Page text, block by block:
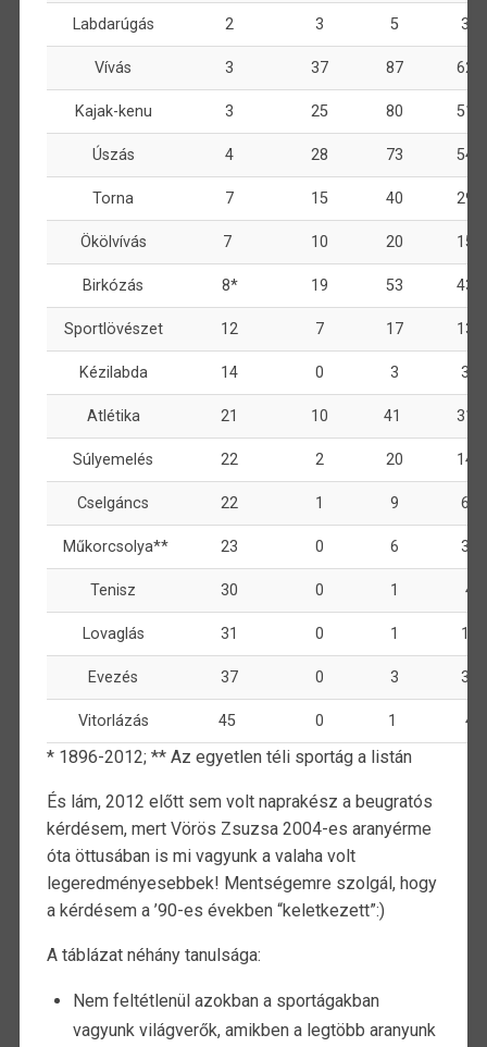
Labdarúgás 2 3 5 32
Vívás 3 37 87 621
Kajak-kenu 3 25 80 512
Úszás 4 28 73 542
Torna 7 15 40 292
Ökölvívás 7 10 20 153
Birkózás 8* 19 53 434
Sportlövészet 12 7 17 131
Kézilabda 14 0 3 37
Atlétika 21 10 41 315
Súlyemelés 22 2 20 143
Cselgáncs 22 1 9 64
Műkorcsolya** 23 0 6 39
Tenisz 30 0 1 4
Lovaglás 31 0 1 13
Evezés 37 0 3 35
Vitorlázás 45 0 1 4
* 1896-2012; ** Az egyetlen téli sportág a listán
És lám, 2012 előtt sem volt naprakész a beugratós
kérdésem, mert Vörös Zsuzsa 2004-es aranyérme
óta öttusában is mi vagyunk a valaha volt
legeredményesebbek! Mentségemre szolgál, hogy
a kérdésem a ’90-es években “keletkezett”:)
A táblázat néhány tanulsága:
Nem feltétlenül azokban a sportágakban
vagyunk világverők, amikben a legtöbb aranyunk